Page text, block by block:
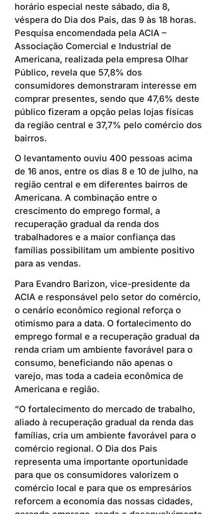
horário especial neste sábado, dia 8,
véspera do Dia dos Pais, das 9 às 18 horas.
Pesquisa encomendada pela ACIA –
Associação Comercial e Industrial de
Americana, realizada pela empresa Olhar
Público, revela que 57,8% dos
consumidores demonstraram interesse em
comprar presentes, sendo que 47,6% deste
público fizeram a opção pelas lojas físicas
da região central e 37,7% pelo comércio dos
bairros.
O levantamento ouviu 400 pessoas acima
de 16 anos, entre os dias 8 e 10 de julho, na
região central e em diferentes bairros de
Americana. A combinação entre o
crescimento do emprego formal, a
recuperação gradual da renda dos
trabalhadores e a maior confiança das
famílias possibilitam um ambiente positivo
para as vendas.
Para Evandro Barizon, vice-presidente da
ACIA e responsável pelo setor do comércio,
o cenário econômico regional reforça o
otimismo para a data. O fortalecimento do
emprego formal e a recuperação gradual da
renda criam um ambiente favorável para o
consumo, beneficiando não apenas o
varejo, mas toda a cadeia econômica de
Americana e região.
“O fortalecimento do mercado de trabalho,
aliado à recuperação gradual da renda das
famílias, cria um ambiente favorável para o
comércio regional. O Dia dos Pais
representa uma importante oportunidade
para que os consumidores valorizem o
comércio local e para que os empresários
reforcem a economia das nossas cidades,